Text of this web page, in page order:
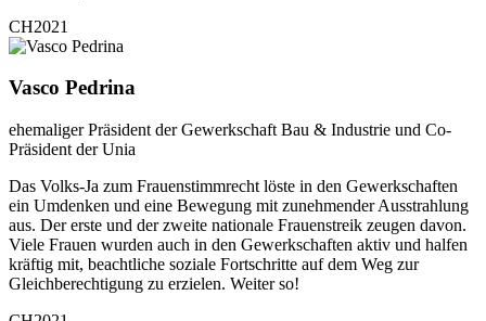
CH2021
Vasco Pedrina
ehemaliger Präsident der Gewerkschaft Bau & Industrie und Co-
Präsident der Unia
Das Volks-Ja zum Frauenstimmrecht löste in den Gewerkschaften
ein Umdenken und eine Bewegung mit zunehmender Ausstrahlung
aus. Der erste und der zweite nationale Frauenstreik zeugen davon.
Viele Frauen wurden auch in den Gewerkschaften aktiv und halfen
kräftig mit, beachtliche soziale Fortschritte auf dem Weg zur
Gleichberechtigung zu erzielen. Weiter so!